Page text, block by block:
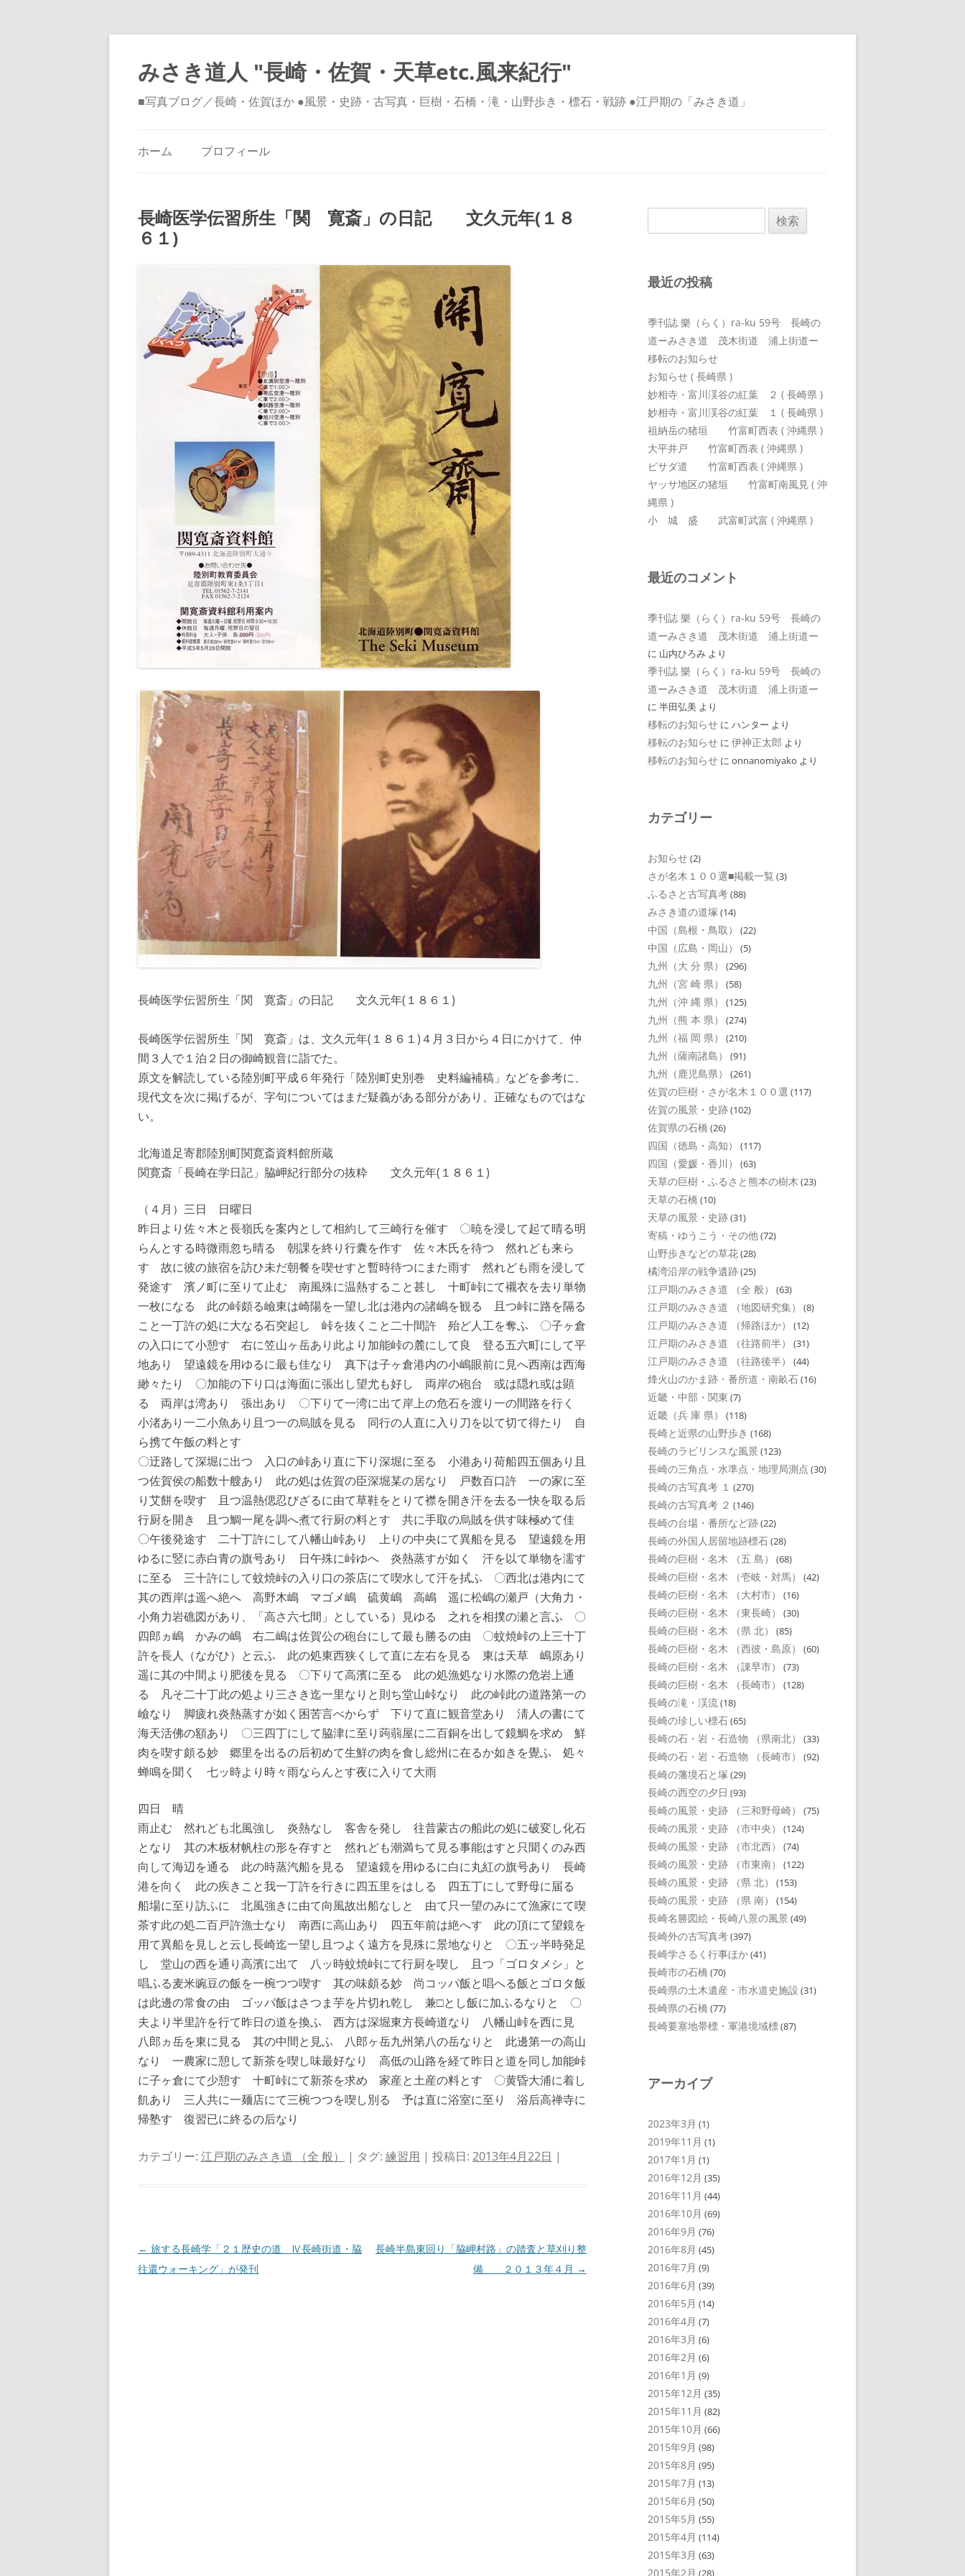
みさき道人 "長崎・佐賀・天草etc.風来紀行"
■写真ブログ／長崎・佐賀ほか ●風景・史跡・古写真・巨樹・石橋・滝・山野歩き・標石・戦跡 ●江戸期の「みさき道」
ッ
プ
ホーム プロフィール
長崎医学伝習所生「関 寛斎」の日記 文久元年(１８
６１)
長崎医学伝習所生「関 寛斎」の日記 文久元年(１８６１)
長崎医学伝習所生「関 寛斎」は、文久元年(１８６１)４月３日から４日にかけて、仲
間３人で１泊２日の御崎観音に詣でた。
原文を解読している陸別町平成６年発行「陸別町史別巻 史料編補稿」などを参考に、
現代文を次に掲げるが、字句についてはまだ疑義がある部分があり、正確なものではな
い。
北海道足寄郡陸別町関寛斎資料館所蔵
関寛斎「長崎在学日記」脇岬紀行部分の抜粋 文久元年(１８６１)
（４月）三日 日曜日
昨日より佐々木と長嶺氏を案内として相約して三崎行を催す 〇暁を浸して起て晴る明
らんとする時微雨忽ち晴る 朝課を終り行囊を作す 佐々木氏を待つ 然れども来ら
す 故に彼の旅宿を訪ひ未だ朝餐を喫せすと暫時待つにまた雨す 然れども雨を浸して
発途す 濱ノ町に至りて止む 南風殊に温熱すること甚し 十町峠にて襯衣を去り単物
一枚になる 此の峠頗る嶮東は崎陽を一望し北は港内の諸嶋を観る 且つ峠に路を隔る
こと一丁許の処に大なる石突起し 峠を抜くこと二十間許 殆ど人工を奪ふ 〇子ヶ倉
の入口にて小憩す 右に笠山ヶ岳あり此より加能峠の麓にして良ゝ登る五六町にして平
地あり 望遠鏡を用ゆるに最も佳なり 真下は子ヶ倉港内の小嶋眼前に見へ西南は西海
緲々たり 〇加能の下り口は海面に張出し望尤も好し 両岸の砲台 或は隠れ或は顕
る 両岸は湾あり 張出あり 〇下りて一湾に出て岸上の危石を渡り一の間路を行く
小渚あり一二小魚あり且つ一の烏賊を見る 同行の人直に入り刀を以て切て得たり 自
ら携て午飯の料とす
〇迂路して深堀に出つ 入口の峠あり直に下り深堀に至る 小港あり荷船四五個あり且
つ佐賀侯の船数十艘あり 此の処は佐賀の臣深堀某の居なり 戸数百口許 一の家に至
り艾餅を喫す 且つ温熱偲忍びざるに由て草鞋をとりて襟を開き汗を去る一快を取る后
行厨を開き 且つ鯛一尾を調へ煮て行厨の料とす 共に手取の烏賊を供す味極めて佳
〇午後発途す 二十丁許にして八幡山峠あり 上りの中央にて異船を見る 望遠鏡を用
ゆるに竪に赤白青の旗号あり 日午殊に峠ゆへ 炎熱蒸すが如く 汗を以て単物を濡す
に至る 三十許にして蚊焼峠の入り口の茶店にて喫水して汗を拭ふ 〇西北は港内にて
其の西岸は遥へ絶へ 高野木嶋 マゴメ嶋 硫黄嶋 高嶋 遥に松嶋の瀬戸（大角力・
小角力岩礁図があり、「高さ六七間」としている）見ゆる 之れを相撲の瀬と言ふ 〇
四郎ヵ嶋 かみの嶋 右二嶋は佐賀公の砲台にして最も勝るの由 〇蚊焼峠の上三十丁
許を長人（ながひ）と云ふ 此の処東西狭くして直に左右を見る 東は天草 嶋原あり
遥に其の中間より肥後を見る 〇下りて高濱に至る 此の処漁処なり水際の危岩上通
る 凡そ二十丁此の処より三さき迄一里なりと則ち堂山峠なり 此の峠此の道路第一の
嶮なり 脚疲れ炎熱蒸すが如く困苦言べからず 下りて直に観音堂あり 淸人の書にて
海天活佛の額あり 〇三四丁にして脇津に至り蒟蒻屋に二百銅を出して鏡鯛を求め 鮮
肉を喫す頗る妙 郷里を出るの后初めて生鮮の肉を食し総州に在るか如きを覺ふ 処々
蝉鳴を聞く 七ッ時より時々雨ならんとす夜に入りて大雨
四日 晴
雨止む 然れども北風強し 炎熱なし 客舎を発し 往昔蒙古の船此の処に破変し化石
となり 其の木板材帆柱の形を存すと 然れども潮満ちて見る事能はすと只聞くのみ西
向して海辺を通る 此の時蒸汽船を見る 望遠鏡を用ゆるに白に丸紅の旗号あり 長崎
港を向く 此の疾きこと我一丁許を行きに四五里をはしる 四五丁にして野母に届る
船場に至り訪ふに 北風強きに由て向風故出船なしと 由て只一望のみにて漁家にて喫
茶す此の処二百戸許漁士なり 南西に高山あり 四五年前は絶へす 此の頂にて望鏡を
用て異船を見しと云し長崎迄一望し且つよく遠方を見殊に景地なりと 〇五ッ半時発足
し 堂山の西を通り高濱に出て 八ッ時蚊焼峠にて行厨を喫し 且つ「ゴロタメシ」と
唱ふる麦米豌豆の飯を一椀つつ喫す 其の味頗る妙 尚コッパ飯と唱へる飯とゴロタ飯
は此邊の常食の由 ゴッパ飯はさつま芋を片切れ乾し 兼□とし飯に加ふるなりと 〇
夫より半里許を行て昨日の道を換ふ 西方は深堀東方長崎道なり 八幡山峠を西に見
八郎ヵ岳を東に見る 其の中間と見ふ 八郎ヶ岳九州第八の岳なりと 此邊第一の高山
なり 一農家に憩して新茶を喫し味最好なり 高低の山路を経て昨日と道を同し加能峠
に子ヶ倉にて少憩す 十町峠にて新茶を求め 家産と土産の料とす 〇黄昏大浦に着し
飢あり 三人共に一麺店にて三椀つつを喫し別る 予は直に浴室に至り 浴后高禅寺に
帰塾す 復習已に終るの后なり
カテゴリー: 江戸期のみさき道 （全 般） | タグ: 練習用 | 投稿日: 2013年4月22日 |
投
稿
← 旅する長崎学「２１歴史の道 Ⅳ長崎街道・脇
往還ウォーキング」が発刊
長崎半島東回り「脇岬村路」の踏査と草刈り整
備 ２０１３年４月 →
索:
最近の投稿
季刊誌 樂（らく）ra-ku 59号 長崎の
道ーみさき道 茂木街道 浦上街道ー
移転のお知らせ
お知らせ ( 長崎県 )
妙相寺・富川渓谷の紅葉 ２ ( 長崎県 )
妙相寺・富川渓谷の紅葉 １ ( 長崎県 )
祖納岳の猪垣 竹富町西表 ( 沖縄県 )
大平井戸 竹富町西表 ( 沖縄県 )
ピサダ道 竹富町西表 ( 沖縄県 )
ヤッサ地区の猪垣 竹富町南風見 ( 沖
縄県 )
小 城 盛 武富町武富 ( 沖縄県 )
最近のコメント
季刊誌 樂（らく）ra-ku 59号 長崎の
道ーみさき道 茂木街道 浦上街道ー
に 山内ひろみ より
季刊誌 樂（らく）ra-ku 59号 長崎の
道ーみさき道 茂木街道 浦上街道ー
に 半田弘美 より
移転のお知らせ に ハンター より
移転のお知らせ に 伊神正太郎 より
移転のお知らせ に onnanomiyako より
カテゴリー
お知らせ(2)
さが名木１００選■掲載一覧 (3)
ふるさと古写真考(88)
みさき道の道塚 (14)
中国（島根・鳥取） (22)
中国（広島・岡山） (5)
九州（大 分 県） (296)
九州（宮 崎 県） (58)
九州（沖 縄 県） (125)
九州（熊 本 県） (274)
九州（福 岡 県） (210)
九州（薩南諸島） (91)
九州（鹿児島県） (261)
佐賀の巨樹・さが名木１００選 (117)
佐賀の風景・史跡(102)
佐賀県の石橋 (26)
四国（徳島・高知） (117)
四国（愛媛・香川） (63)
天草の巨樹・ふるさと熊本の樹木 (23)
天草の石橋 (10)
天草の風景・史跡(31)
寄稿・ゆうこう・その他(72)
山野歩きなどの草花(28)
橘湾沿岸の戦争遺跡(25)
江戸期のみさき道 （全 般） (63)
江戸期のみさき道 （地図研究集） (8)
江戸期のみさき道 （帰路ほか） (12)
江戸期のみさき道 （往路前半） (31)
江戸期のみさき道 （往路後半） (44)
烽火山のかま跡・番所道・南畝石(16)
近畿・中部・関東 (7)
近畿（兵 庫 県） (118)
長崎と近県の山野歩き (168)
長崎のラビリンスな風景 (123)
長崎の三角点・水準点・地理局測点 (30)
長崎の古写真考 １ (270)
長崎の古写真考 ２ (146)
長崎の台場・番所など跡(22)
長崎の外国人居留地跡標石(28)
長崎の巨樹・名木 （五 島） (68)
長崎の巨樹・名木 （壱岐・対馬） (42)
長崎の巨樹・名木 （大村市） (16)
長崎の巨樹・名木 （東長崎） (30)
長崎の巨樹・名木 （県 北） (85)
長崎の巨樹・名木 （西彼・島原） (60)
長崎の巨樹・名木 （諌早市） (73)
長崎の巨樹・名木 （長崎市） (128)
長崎の滝・渓流(18)
長崎の珍しい標石(65)
長崎の石・岩・石造物 （県南北） (33)
長崎の石・岩・石造物 （長崎市） (92)
長崎の藩境石と塚 (29)
長崎の西空の夕日 (93)
長崎の風景・史跡 （三和野母崎） (75)
長崎の風景・史跡 （市中央） (124)
長崎の風景・史跡 （市北西） (74)
長崎の風景・史跡 （市東南） (122)
長崎の風景・史跡 （県 北） (153)
長崎の風景・史跡 （県 南） (154)
長崎名勝図絵・長崎八景の風景 (49)
長崎外の古写真考(397)
長崎学さるく行事ほか(41)
長崎市の石橋 (70)
長崎県の土木遺産・市水道史施設 (31)
長崎県の石橋 (77)
長崎要塞地帯標・軍港境域標(87)
アーカイブ
2023年3月 (1)
2019年11月 (1)
2017年1月 (1)
2016年12月 (35)
2016年11月 (44)
2016年10月 (69)
2016年9月 (76)
2016年8月 (45)
2016年7月 (9)
2016年6月 (39)
2016年5月 (14)
2016年4月 (7)
2016年3月 (6)
2016年2月 (6)
2016年1月 (9)
2015年12月 (35)
2015年11月 (82)
2015年10月 (66)
2015年9月 (98)
2015年8月 (95)
2015年7月 (13)
2015年6月 (50)
2015年5月 (55)
2015年4月 (114)
2015年3月 (63)
2015年2月 (28)